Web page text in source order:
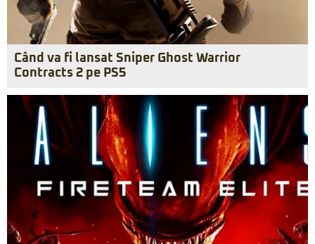
Când va fi lansat Sniper Ghost Warrior
Contracts 2 pe PS5